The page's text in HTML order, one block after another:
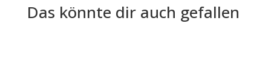
Das könnte dir auch gefallen